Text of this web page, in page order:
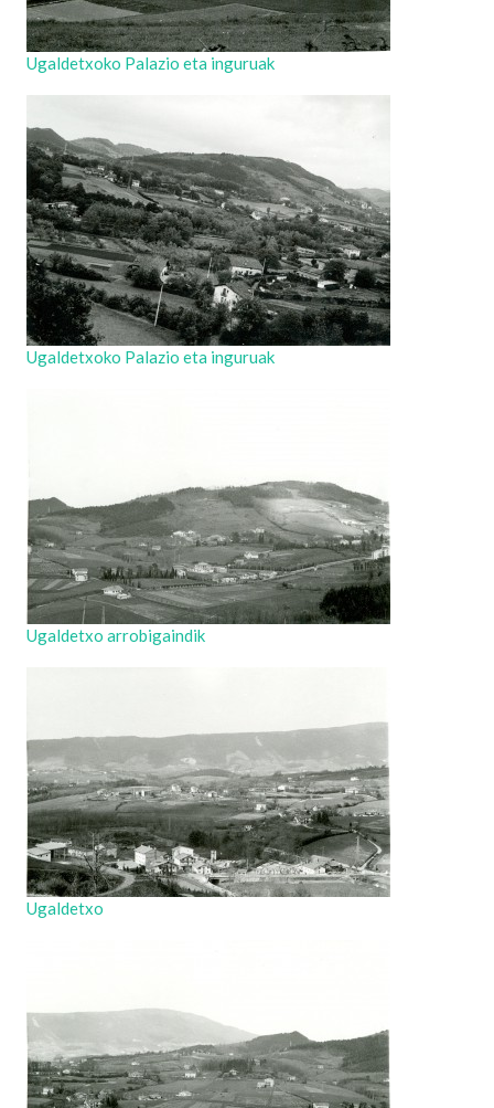
Ugaldetxoko Palazio eta inguruak
Ugaldetxoko Palazio eta inguruak
Ugaldetxo arrobigaindik
Ugaldetxo